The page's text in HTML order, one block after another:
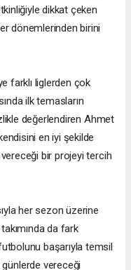
dikkat çeken
dönemlerinden birini
farklı liglerden çok
ilk temasların
değerlendiren Ahmet
en iyi şekilde
bir projeyi tercih
her sezon üzerine
da fark
başarıyla temsil
vereceği